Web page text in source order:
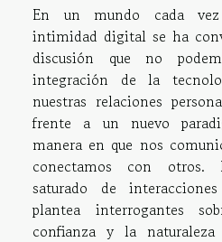
En un mundo cada
intimidad digital se ha
discusión que no
integración de la
nuestras relaciones
frente a un nuevo
manera en que nos
conectamos con otros.
saturado de
plantea interrogantes
confianza y la